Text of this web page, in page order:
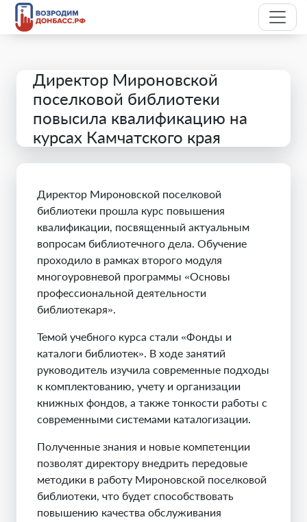
Директор Мироновской
поселковой библиотеки
повысила квалификацию на
курсах Камчатского края
Директор Мироновской поселковой
библиотеки прошла курс повышения
квалификации, посвященный актуальным
вопросам библиотечного дела. Обучение
проходило в рамках второго модуля
многоуровневой программы «Основы
профессиональной деятельности
библиотекаря».
Темой учебного курса стали «Фонды и
каталоги библиотек». В ходе занятий
руководитель изучила современные подходы
к комплектованию, учету и организации
книжных фондов, а также тонкости работы с
современными системами каталогизации.
Полученные знания и новые компетенции
позволят директору внедрить передовые
методики в работу Мироновской поселковой
библиотеки, что будет способствовать
повышению качества обслуживания